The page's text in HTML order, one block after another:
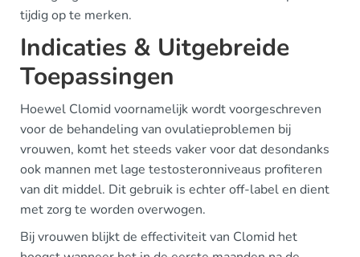
tijdig op te merken.
Indicaties & Uitgebreide
Toepassingen
Hoewel Clomid voornamelijk wordt voorgeschreven
voor de behandeling van ovulatieproblemen bij
vrouwen, komt het steeds vaker voor dat desondanks
ook mannen met lage testosteronniveaus profiteren
van dit middel. Dit gebruik is echter off-label en dient
met zorg te worden overwogen.
Bij vrouwen blijkt de effectiviteit van Clomid het